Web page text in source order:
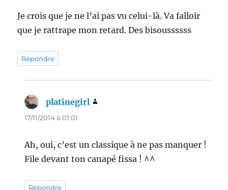
Je crois que je ne l’ai pas vu celui-là. Va falloir
que je rattrape mon retard. Des bisoussssss
Répondre
platinegirl
17/11/2014 à 01:01
Ah, oui, c’est un classique à ne pas manquer !
File devant ton canapé fissa ! ^^
Répondre